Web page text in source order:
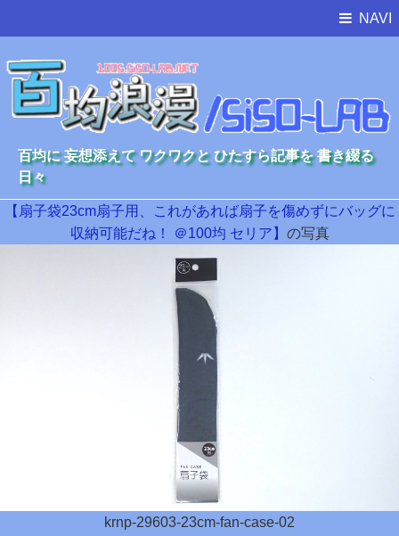
NAVI
百均に 妄想添えて ワクワクと ひたすら記事を 書き綴る
日々
【扇子袋23cm扇子用、これがあれば扇子を傷めずにバッグに
収納可能だね！ ＠100均 セリア】 の写真
krnp-29603-23cm-fan-case-02